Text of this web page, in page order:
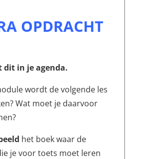
OPDRACHT
dit in je agenda.
wordt de volgende les
Wat moet je daarvoor
het boek waar de
je voor toets moet leren